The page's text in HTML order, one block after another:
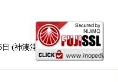
(神湊浦)